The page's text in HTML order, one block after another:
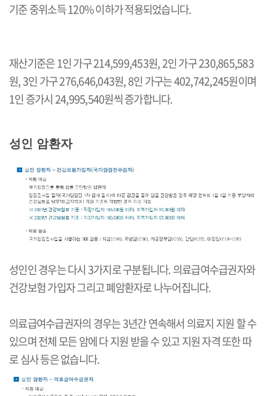
기준 중위소득 120% 이하가 적용되었습니다.
재산기준은 1인 가구 214,599,453원, 2인 가구 230,865,583
원, 3인 가구 276,646,043원, 8인 가구는 402,742,245원이며
1인 증가시 24,995,540원씩 증가합니다.
성인 암환자
성인인 경우는 다시 3가지로 구분됩니다. 의료급여수급권자와
건강보험 가입자 그리고 폐암환자로 나누어집니다.
의료급여수급권자의 경우는 3년간 연속해서 의료지 지원 할 수
있으며 전체 모든 암에 다 지원 받을 수 있고 지원 자격 또한 따
로 심사 등은 없습니다.